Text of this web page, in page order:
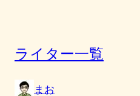
ライター一覧
まお